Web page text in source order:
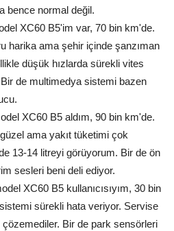
bence normal değil.
XC60 B5'im var, 70 bin km'de.
harika ama şehir içinde şanzıman
düşük hızlarda sürekli vites
de multimedya sistemi bazen
XC60 B5 aldım, 90 bin km'de.
ama yakıt tüketimi çok
13-14 litreyi görüyorum. Bir de ön
sesleri beni deli ediyor.
XC60 B5 kullanıcısıyım, 30 bin
sürekli hata veriyor. Servise
Bir de park sensörleri